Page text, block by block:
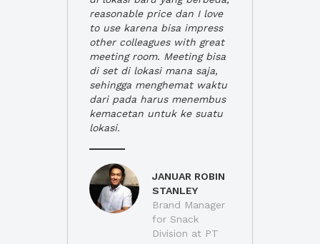
reasonable price dan I love
to use karena bisa impress
other colleagues with great
meeting room. Meeting bisa
di set di lokasi mana saja,
sehingga menghemat waktu
dari pada harus menembus
kemacetan untuk ke suatu
lokasi.
JANUAR ROBIN
STANLEY
Brand Manager
for Snack
Division at PT